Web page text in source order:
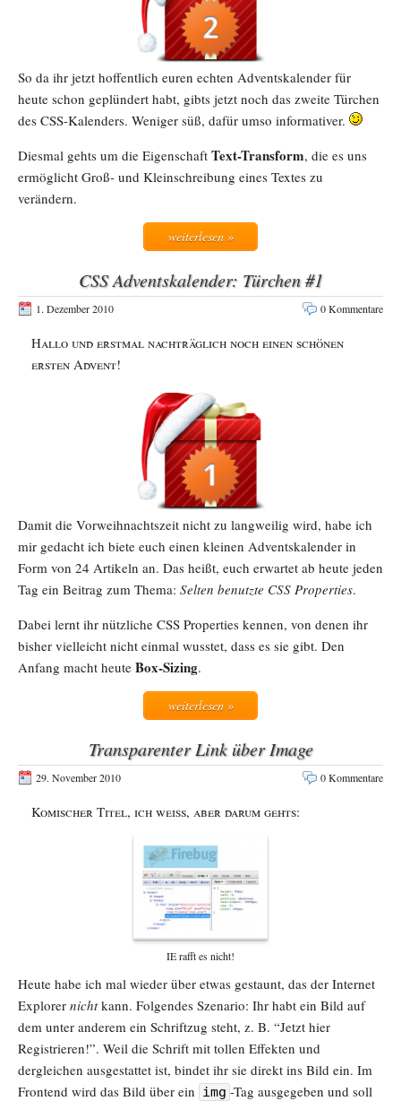
So da ihr jetzt hoffentlich euren echten Adventskalender für
heute schon geplündert habt, gibts jetzt noch das zweite Türchen
des CSS-Kalenders. Weniger süß, dafür umso informativer.
Diesmal gehts um die Eigenschaft Text-Transform, die es uns
ermöglicht Groß- und Kleinschreibung eines Textes zu
verändern.
weiterlesen »
CSS Adventskalender: Türchen #1
1. Dezember 2010 0 Kommentare
Hallo und erstmal nachträglich noch einen schönen
ersten Advent!
Damit die Vorweihnachtszeit nicht zu langweilig wird, habe ich
mir gedacht ich biete euch einen kleinen Adventskalender in
Form von 24 Artikeln an. Das heißt, euch erwartet ab heute jeden
Tag ein Beitrag zum Thema: Selten benutzte CSS Properties.
Dabei lernt ihr nützliche CSS Properties kennen, von denen ihr
bisher vielleicht nicht einmal wusstet, dass es sie gibt. Den
Anfang macht heute Box-Sizing.
weiterlesen »
Transparenter Link über Image
29. November 2010 0 Kommentare
Komischer Titel, ich weiß, aber darum gehts:
IE rafft es nicht!
Heute habe ich mal wieder über etwas gestaunt, das der Internet
Explorer nichtkann. Folgendes Szenario: Ihr habt ein Bild auf
dem unter anderem ein Schriftzug steht, z. B. “Jetzt hier
Registrieren!”. Weil die Schrift mit tollen Effekten und
dergleichen ausgestattet ist, bindet ihr sie direkt ins Bild ein. Im
Frontend wird das Bild über ein img -Tag ausgegeben und soll